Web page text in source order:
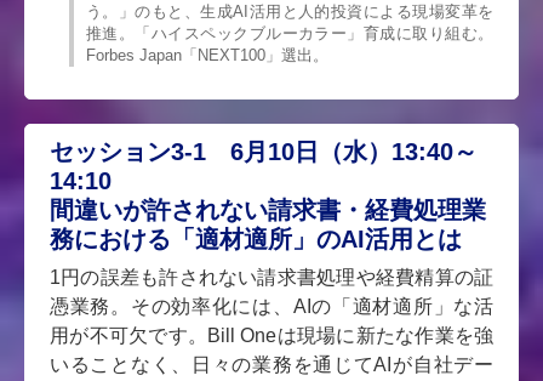
う。」のもと、生成AI活用と人的投資による現場変革を
推進。「ハイスペックブルーカラー」育成に取り組む。
Forbes Japan「NEXT100」選出。
セッション3-1 6月10日（水）13:40～
14:10
間違いが許されない請求書・経費処理業
務における「適材適所」のAI活用とは
1円の誤差も許されない請求書処理や経費精算の証
憑業務。その効率化には、AIの「適材適所」な活
用が不可欠です。Bill Oneは現場に新たな作業を強
いることなく、日々の業務を通じてAIが自社デー